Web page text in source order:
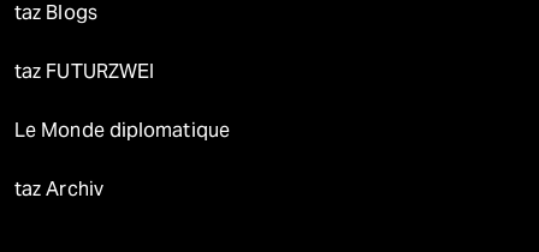
taz Blogs
taz FUTURZWEI
Le Monde diplomatique
taz Archiv